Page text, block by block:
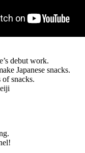
debut work.
Japanese snacks.
snacks.